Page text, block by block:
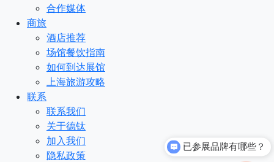
合作媒体
商旅
酒店推荐
场馆餐饮指南
如何到达展馆
上海旅游攻略
联系
联系我们
关于德钛
加入我们
隐私政策
已参展品牌有哪些？